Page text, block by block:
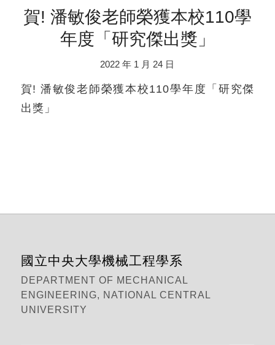
賀! 潘敏俊老師榮獲本校110學
年度「研究傑出獎」
2022 年 1 月 24 日
賀! 潘敏俊老師榮獲本校110學年度「研究傑
出獎」
國立中央大學機械工程學系
DEPARTMENT OF MECHANICAL
ENGINEERING, NATIONAL CENTRAL
UNIVERSITY